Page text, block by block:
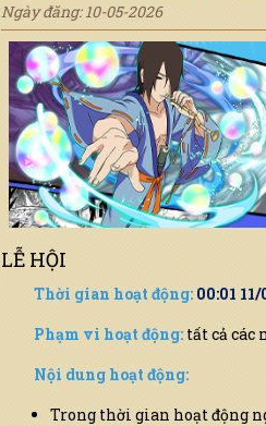
Ngày đăng: 10-05-2026
LỄ HỘI
Thời gian hoạt động: 00:01
Phạm vi hoạt động:tất cả các
Nội dung hoạt động:
Trong thời gian hoạt động